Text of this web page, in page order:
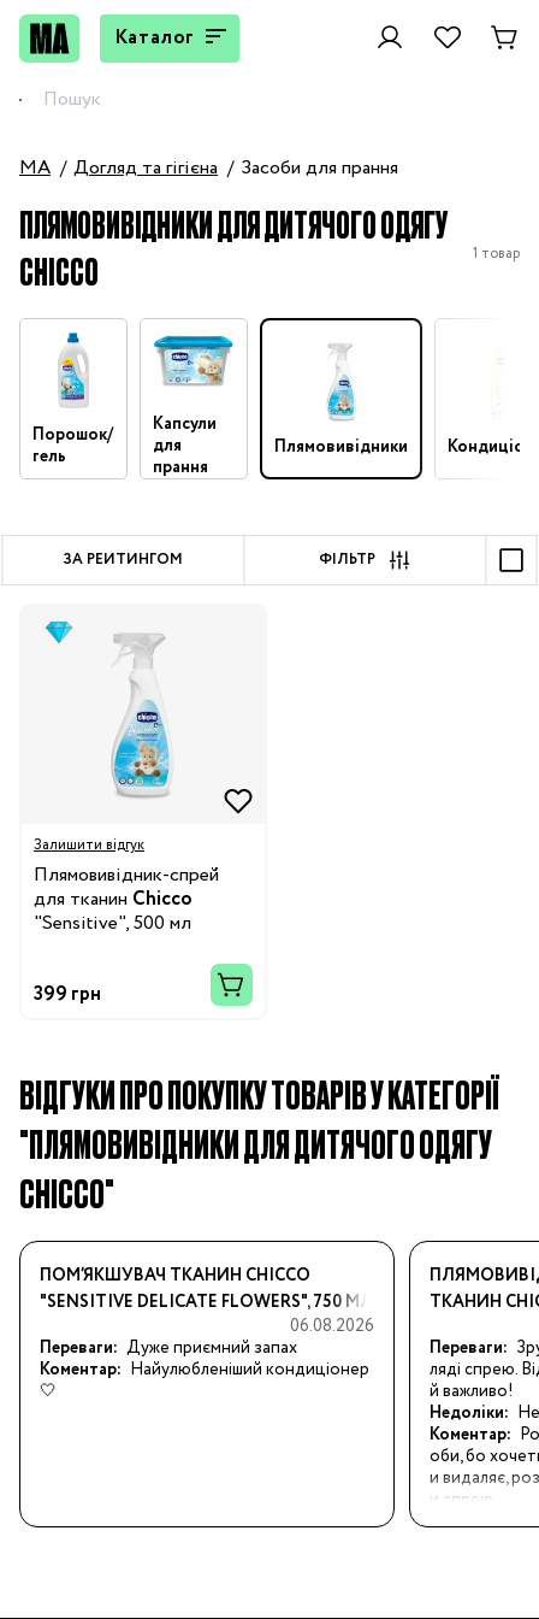
Каталог
MA Догляд та гігієна Засоби для прання
ПЛЯМОВИВІДНИКИ ДЛЯ ДИТЯЧОГО ОДЯГУ
CHICCO
1 товар
Порошок/
гель
Капсули
для
прання
Плямовивідники
ЗА РЕЙТИНГОМ ФІЛЬТР
Залишити відгук
Плямовивідник-спрей
для тканин Chicco
"Sensitive", 500 мл
399 грн
ВІДГУКИ ПРО ПОКУПКУ ТОВАРІВ У КАТЕГОРІЇ
"ПЛЯМОВИВІДНИКИ ДЛЯ ДИТЯЧОГО ОДЯГУ
CHICCO"
ПОМ’ЯКШУВАЧ ТКАНИН CHICCO
"SENSITIVE DELICATE FLOWERS", 750 МЛ
06.08.2026
Переваги: Дуже приємний запах
Коментар: Найулюбленіший кондиціонер
🤍
ТКАНИН
Переваги:
ляді спрею.
й важливо!
Недоліки:
Коментар:
оби, бо
и видаляє,
и спрею.